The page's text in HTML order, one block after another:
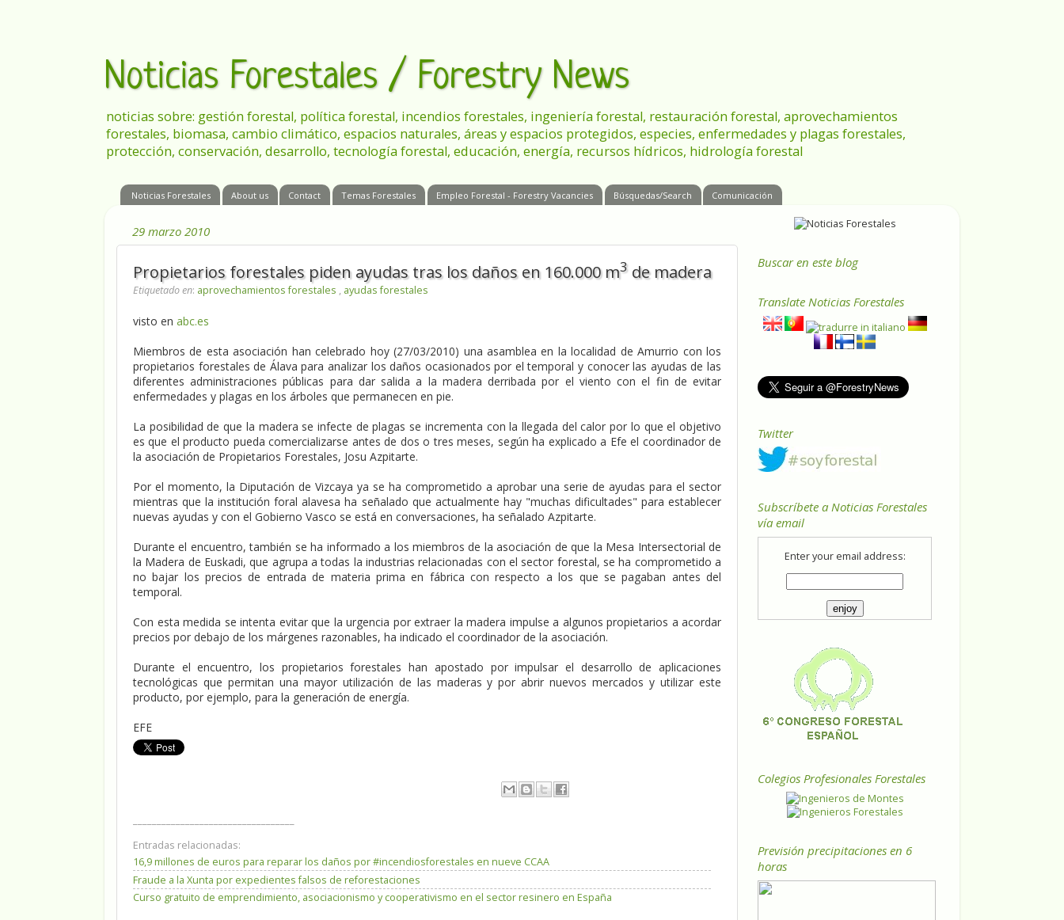
Noticias Forestales / Forestry News
noticias sobre: gestión forestal, política forestal, incendios forestales, ingeniería forestal, restauración forestal, aprovechamientos
forestales, biomasa, cambio climático, espacios naturales, áreas y espacios protegidos, especies, enfermedades y plagas forestales,
protección, conservación, desarrollo, tecnología forestal, educación, energía, recursos hídricos, hidrología forestal
Noticias Forestales About us Contact Temas Forestales Empleo Forestal - Forestry Vacancies Búsquedas/Search Comunicación
29 marzo 2010
Propietarios forestales piden ayudas tras los daños en 160.000 m3 de madera
Etiquetado en: aprovechamientos forestales , ayudas forestales
visto en abc.es
Miembros de esta asociación han celebrado hoy (27/03/2010) una asamblea en la localidad de Amurrio con los
propietarios forestales de Álava para analizar los daños ocasionados por el temporal y conocer las ayudas de las
diferentes administraciones públicas para dar salida a la madera derribada por el viento con el fin de evitar
enfermedades y plagas en los árboles que permanecen en pie.
La posibilidad de que la madera se infecte de plagas se incrementa con la llegada del calor por lo que el objetivo
es que el producto pueda comercializarse antes de dos o tres meses, según ha explicado a Efe el coordinador de
la asociación de Propietarios Forestales, Josu Azpitarte.
Por el momento, la Diputación de Vizcaya ya se ha comprometido a aprobar una serie de ayudas para el sector
mientras que la institución foral alavesa ha señalado que actualmente hay "muchas dificultades" para establecer
nuevas ayudas y con el Gobierno Vasco se está en conversaciones, ha señalado Azpitarte.
Durante el encuentro, también se ha informado a los miembros de la asociación de que la Mesa Intersectorial de
la Madera de Euskadi, que agrupa a todas la industrias relacionadas con el sector forestal, se ha comprometido a
no bajar los precios de entrada de materia prima en fábrica con respecto a los que se pagaban antes del
temporal.
Con esta medida se intenta evitar que la urgencia por extraer la madera impulse a algunos propietarios a acordar
precios por debajo de los márgenes razonables, ha indicado el coordinador de la asociación.
Durante el encuentro, los propietarios forestales han apostado por impulsar el desarrollo de aplicaciones
tecnológicas que permitan una mayor utilización de las maderas y por abrir nuevos mercados y utilizar este
producto, por ejemplo, para la generación de energía.
EFE
Entradas relacionadas:
16,9 millones de euros para reparar los daños por #incendiosforestales en nueve CCAA
Fraude a la Xunta por expedientes falsos de reforestaciones
Curso gratuito de emprendimiento, asociacionismo y cooperativismo en el sector resinero en España
Buscar en este blog
Translate Noticias Forestales
Twitter
Subscríbete a Noticias Forestales
vía email
Enter your email address:
Colegios Profesionales Forestales
Previsión precipitaciones en 6
horas